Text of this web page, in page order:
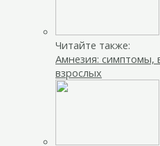
Читайте также:
Амнезия: симптомы,
взрослых